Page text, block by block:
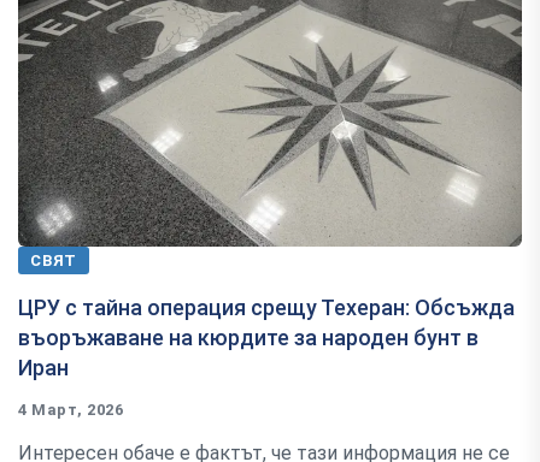
СВЯТ
ЦРУ с тайна операция срещу Техеран: Обсъжда
въоръжаване на кюрдите за народен бунт в
Иран
4 Март, 2026
Интересен обаче е фактът, че тази информация не се